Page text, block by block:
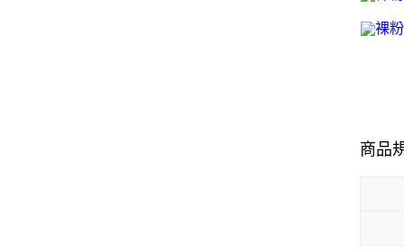
商品